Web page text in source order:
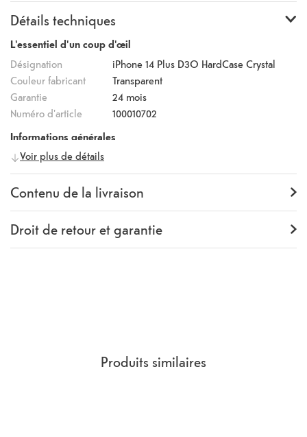
Le principe de D3O® fonctionne très facilement ; dès que ton
iPhone tombe sur le sol, une impulsion se produit lors de
l'impact. Le matériau high-tech se concentre sur cette impulsion
et neutralise les chocs avant qu'ils n'atteignent ton smartphone.
Détails techniques
L'essentiel d'un coup d'œil
Désignation
iPhone 14 Plus D3O HardCase Crystal
Couleur fabricant
Transparent
Garantie
24 mois
Numéro d'article
100010702
Informations générales
Fabricant
Numéro fabricant
50746
Voir plus de détails
Contenu de la livraison
Contenu de la livraison Backcover
Droit de retour et garantie
Garantie
24 mois
Produits similaires